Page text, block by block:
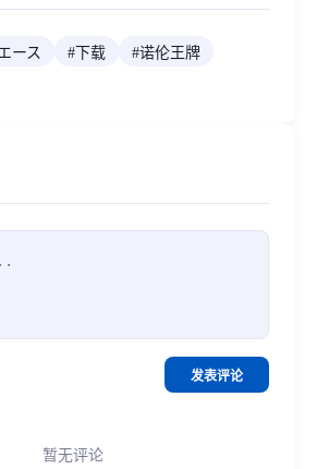
ース # 下载 #诺伦王牌
发表评论
暂无评论